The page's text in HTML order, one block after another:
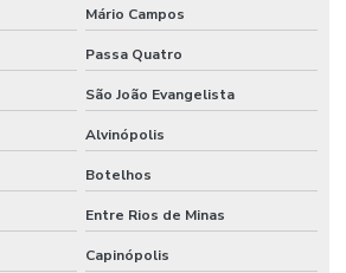
Mário Campos
Passa Quatro
São João Evangelista
Alvinópolis
Botelhos
Entre Rios de Minas
Capinópolis